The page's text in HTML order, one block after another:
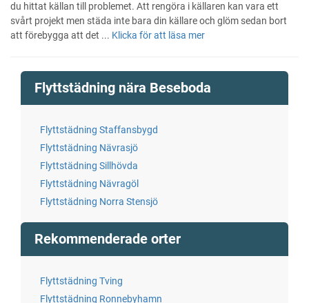
du hittat källan till problemet. Att rengöra i källaren kan vara ett
svårt projekt men städa inte bara din källare och glöm sedan bort
att förebygga att det ... Klicka för att läsa mer
Flyttstädning nära Beseboda
Flyttstädning Staffansbygd
Flyttstädning Nävrasjö
Flyttstädning Sillhövda
Flyttstädning Nävragöl
Flyttstädning Norra Stensjö
Rekommenderade orter
Flyttstädning Tving
Flyttstädning Ronnebyhamn